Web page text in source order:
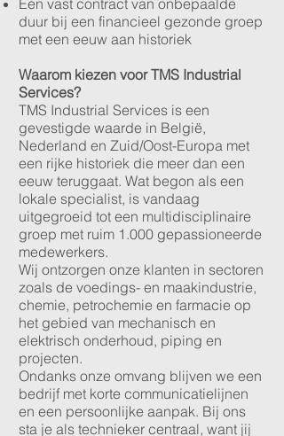
Een vast contract van onbepaalde
duur bij een financieel gezonde groep
met een eeuw aan historiek
Waarom kiezen voor TMS Industrial
Services?
TMS Industrial Services is een
gevestigde waarde in België,
Nederland en Zuid/Oost-Europa met
een rijke historiek die meer dan een
eeuw teruggaat. Wat begon als een
lokale specialist, is vandaag
uitgegroeid tot een multidisciplinaire
groep met ruim 1.000 gepassioneerde
medewerkers.
Wij ontzorgen onze klanten in sectoren
zoals de voedings- en maakindustrie,
chemie, petrochemie en farmacie op
het gebied van mechanisch en
elektrisch onderhoud, piping en
projecten.
Ondanks onze omvang blijven we een
bedrijf met korte communicatielijnen
en een persoonlijke aanpak. Bij ons
sta je als technieker centraal, want jij